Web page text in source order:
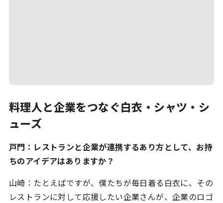
料理人と企業をつなぐ白衣・シャツ・シ
ューズ
戸門：レストランと企業が連携するあり方として、お持
ちのアイデアはありますか？
山崎：たとえばですが、僕たちが毎日着る白衣に、その
レストランに対して応援したい企業さんが、企業のロゴ